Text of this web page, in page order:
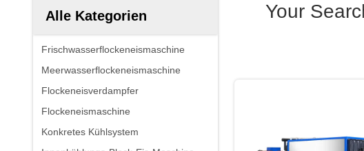
Alle Kategorien
Frischwasserflockeneismaschine
Meerwasserflockeneismaschine
Flockeneisverdampfer
Flockeneismaschine
Konkretes Kühlsystem
Your